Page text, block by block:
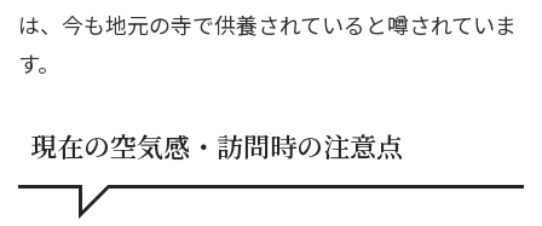
は、今も地元の寺で供養されていると噂されていま
す。
現在の空気感・訪問時の注意点